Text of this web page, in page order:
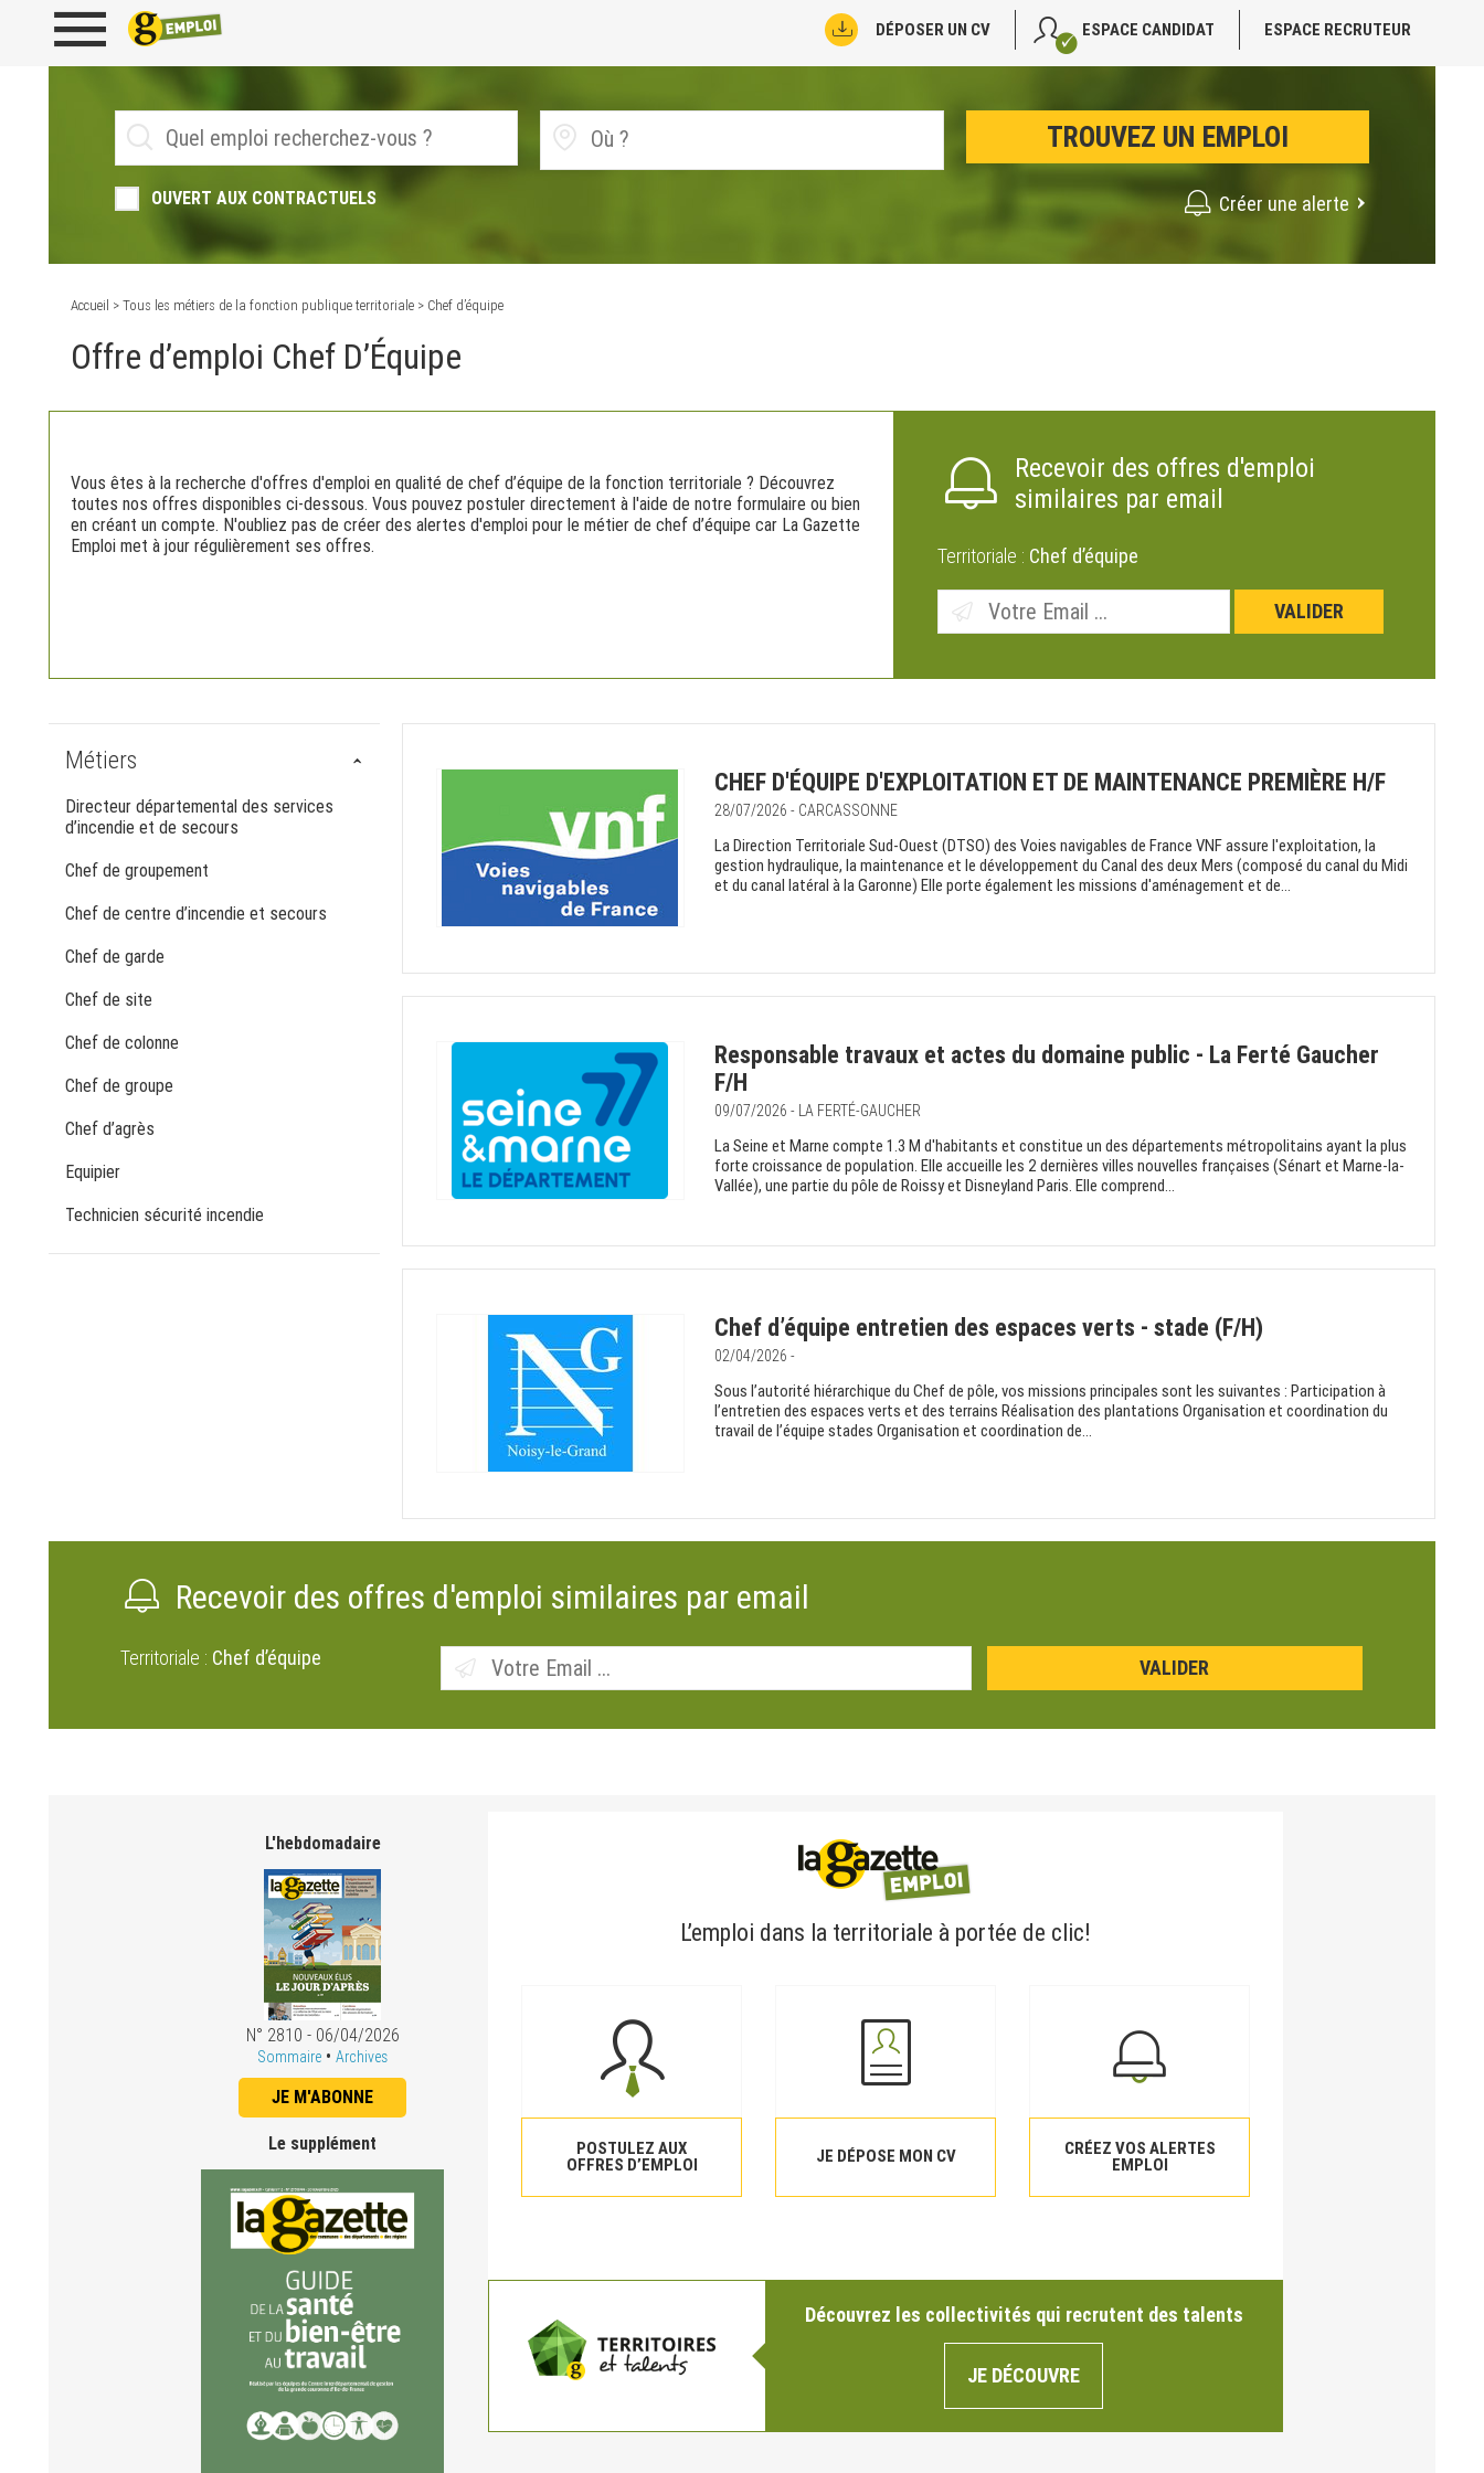
DÉPOSER UN CV ESPACE CANDIDAT ESPACE RECRUTEUR
OUVERT AUX CONTRACTUELS Créer une alerte
Accueil > Tous les métiers de la fonction publique territoriale > Chef d’équipe
Offre d’emploi Chef D’Équipe
Vous êtes à la recherche d'offres d'emploi en qualité de chef d’équipe de la fonction territoriale ? Découvrez
toutes nos offres disponibles ci-dessous. Vous pouvez postuler directement à l'aide de notre formulaire ou bien
en créant un compte. N'oubliez pas de créer des alertes d'emploi pour le métier de chef d’équipe car La Gazette
Emploi met à jour régulièrement ses offres.
Recevoir des offres d'emploi
similaires par email
Territoriale : Chef d’équipe
Métiers
Directeur départemental des services
d’incendie et de secours
Chef de groupement
Chef de centre d’incendie et secours
Chef de garde
Chef de site
Chef de colonne
Chef de groupe
Chef d’agrès
Equipier
Technicien sécurité incendie
CHEF D'ÉQUIPE D'EXPLOITATION ET DE MAINTENANCE PREMIÈRE H/F
28/07/2026 - CARCASSONNE
La Direction Territoriale Sud-Ouest (DTSO) des Voies navigables de France VNF assure l'exploitation, la
gestion hydraulique, la maintenance et le développement du Canal des deux Mers (composé du canal du Midi
et du canal latéral à la Garonne) Elle porte également les missions d'aménagement et de...
Responsable travaux et actes du domaine public - La Ferté Gaucher
F/H
09/07/2026 - LA FERTÉ-GAUCHER
La Seine et Marne compte 1.3 M d'habitants et constitue un des départements métropolitains ayant la plus
forte croissance de population. Elle accueille les 2 dernières villes nouvelles françaises (Sénart et Marne-la-
Vallée), une partie du pôle de Roissy et Disneyland Paris. Elle comprend...
Chef d’équipe entretien des espaces verts - stade (F/H)
02/04/2026 -
Sous l’autorité hiérarchique du Chef de pôle, vos missions principales sont les suivantes : Participation à
l’entretien des espaces verts et des terrains Réalisation des plantations Organisation et coordination du
travail de l’équipe stades Organisation et coordination de...
Recevoir des offres d'emploi similaires par email
Territoriale : Chef d’équipe
L'hebdomadaire
N° 2810 - 06/04/2026
Sommaire • Archives
JE M'ABONNE
Le supplément
L’emploi dans la territoriale à portée de clic!
POSTULEZ AUX
OFFRES D’EMPLOI
JE DÉPOSE MON CV
CRÉEZ VOS ALERTES
EMPLOI
Découvrez les collectivités qui recrutent des talents
JE DÉCOUVRE